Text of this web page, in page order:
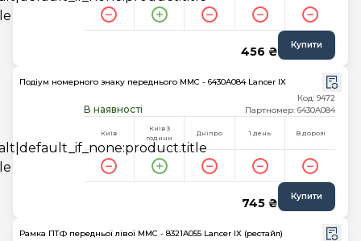
456 ₴ Купити
Подіум номерного знаку переднього MMC - 6430A084 Lancer IX
В наявності
Код: 9472
Партномер: 6430A084
Київ
Київ 3
години
Дніпро 1 день В дорозі
745 ₴ Купити
Рамка ПТФ передньої лівої MMC - 8321A055 Lancer IX (рестайл)